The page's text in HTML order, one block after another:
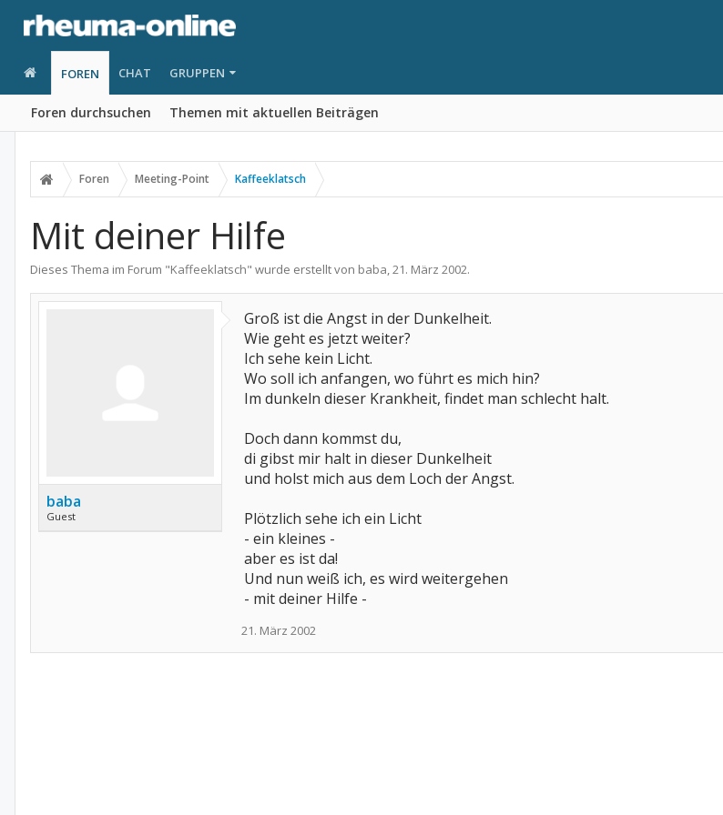
FOREN
Foren durchsuchen Themen mit aktuellen Beiträgen
CHAT GRUPPEN
Foren Meeting-Point Kaffeeklatsch
Mit deiner Hilfe
Dieses Thema im Forum "Kaffeeklatsch" wurde erstellt von baba,21. März 2002.
baba
Guest
Groß ist die Angst in der Dunkelheit.
Wie geht es jetzt weiter?
Ich sehe kein Licht.
Wo soll ich anfangen, wo führt es mich hin?
Im dunkeln dieser Krankheit, findet man schlecht halt.
Doch dann kommst du,
di gibst mir halt in dieser Dunkelheit
und holst mich aus dem Loch der Angst.
Plötzlich sehe ich ein Licht
- ein kleines -
aber es ist da!
Und nun weiß ich, es wird weitergehen
- mit deiner Hilfe -
21. März 2002